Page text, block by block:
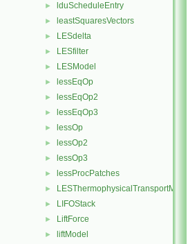
► lduScheduleEntry
► leastSquaresVectors
► LESdelta
► LESfilter
► LESModel
► lessEqOp
► lessEqOp2
► lessEqOp3
► lessOp
► lessOp2
► lessOp3
► lessProcPatches
► LESThermophysicalTransportModel
► LIFOStack
► LiftForce
► liftModel